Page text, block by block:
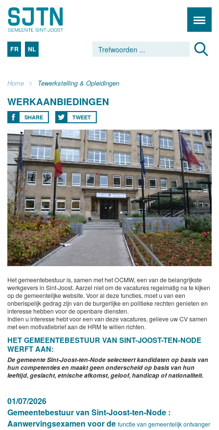
FR NL
Home Tewerkstelling & Opleidingen
WERKAANBIEDINGEN
SHARE TWEET
Het gemeentebestuur is, samen met het OCMW, een van de belangrijkste
werkgevers in Sint-Joost. Aarzel niet om de vacatures regelmatig na te kijken
op de gemeentelijke website. Voor al deze functies, moet u van een
onberispelijk gedrag zijn van de burgerlijke en politieke rechten genieten en
interesse hebben voor de openbare diensten.
Indien u interesse hebt voor een van deze vacatures, gelieve uw CV samen
met een motivatiebrief aan de HRM te willen richten.
HET GEMEENTEBESTUUR VAN SINT-JOOST-TEN-NODE
WERFT AAN:
De gemeente Sint-Joost-ten-Node selecteert kandidaten op basis van
hun competenties en maakt geen onderscheid op basis van hun
leeftijd, geslacht, etnische afkomst, geloof, handicap of nationaliteit.
01/07/2026
Gemeentebestuur van Sint-Joost-ten-Node :
Aanwervingsexamen voor de functie van gemeentelijk ontvanger